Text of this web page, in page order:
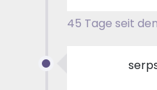
45 Tage seit